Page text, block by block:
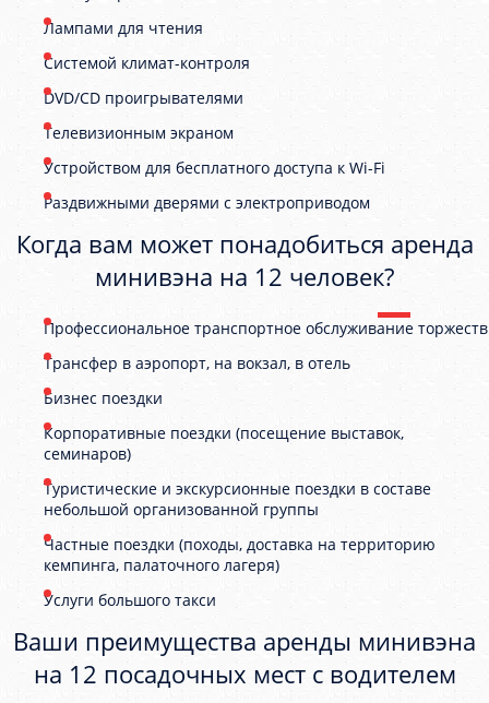
Лампами для чтения
Системой климат-контроля
DVD/CD проигрывателями
Телевизионным экраном
Устройством для бесплатного доступа к Wi-Fi
Раздвижными дверями с электроприводом
Когда вам может понадобиться аренда
минивэна на 12 человек?
Профессиональное транспортное обслуживание торжеств
Трансфер в аэропорт, на вокзал, в отель
Бизнес поездки
Корпоративные поездки (посещение выставок,
семинаров)
Туристические и экскурсионные поездки в составе
небольшой организованной группы
Частные поездки (походы, доставка на территорию
кемпинга, палаточного лагеря)
Услуги большого такси
Ваши преимущества аренды минивэна
на 12 посадочных мест с водителем